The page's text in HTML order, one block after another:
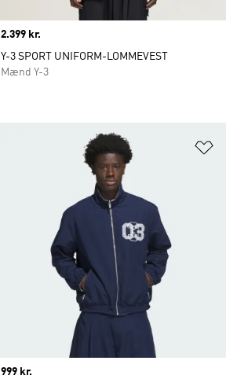
Price
2.399 kr.
Y-3 SPORT UNIFORM-LOMMEVEST
Mænd Y-3
Price
999 kr.